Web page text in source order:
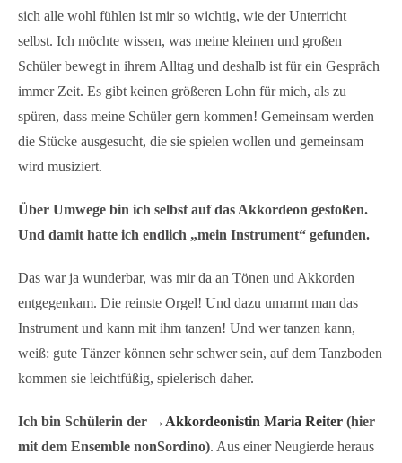
sich alle wohl fühlen ist mir so wichtig, wie der Unterricht
selbst. Ich möchte wissen, was meine kleinen und großen
Schüler bewegt in ihrem Alltag und deshalb ist für ein Gespräch
immer Zeit. Es gibt keinen größeren Lohn für mich, als zu
spüren, dass meine Schüler gern kommen! Gemeinsam werden
die Stücke ausgesucht, die sie spielen wollen und gemeinsam
wird musiziert.
Über Umwege bin ich selbst auf das Akkordeon gestoßen.
Und damit hatte ich endlich „mein Instrument“ gefunden.
Das war ja wunderbar, was mir da an Tönen und Akkorden
entgegenkam. Die reinste Orgel! Und dazu umarmt man das
Instrument und kann mit ihm tanzen! Und wer tanzen kann,
weiß: gute Tänzer können sehr schwer sein, auf dem Tanzboden
kommen sie leichtfüßig, spielerisch daher.
Ich bin Schülerin der →Akkordeonistin Maria Reiter (hier
mit dem Ensemble nonSordino). Aus einer Neugierde heraus